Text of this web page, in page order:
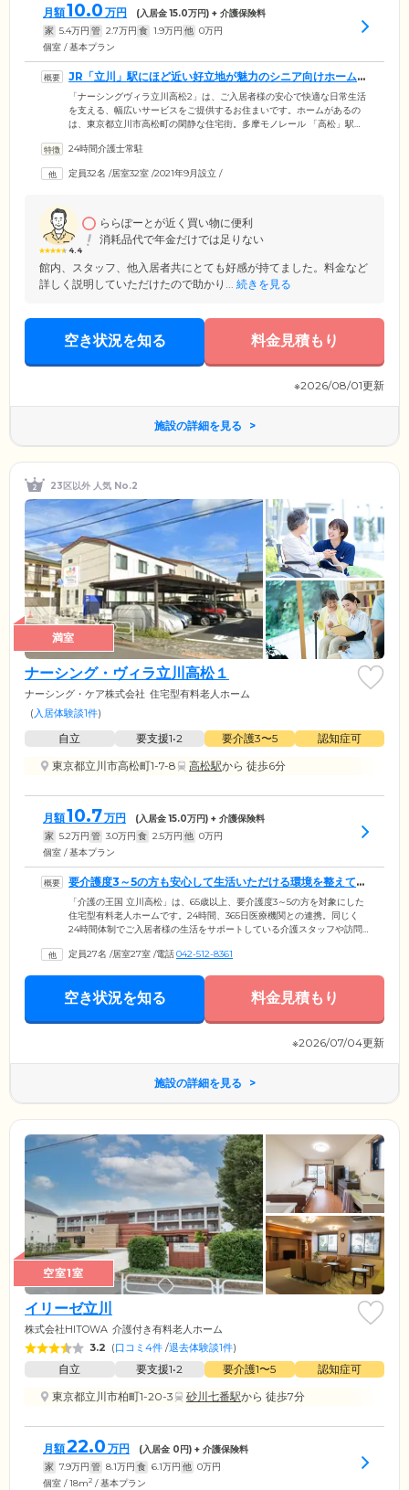
月額10.0 万円 (入居金15.0万円) + 介護保険料
家 5.4万円 管 2.7万円 食 1.9万円 他 0万円
個室 / 基本プラン
JR「立川」駅にほど近い好立地が魅力のシニア向けホームで
す「ナーシングヴィラ立川高松2」は、ご入居者様の安心で快適な日常生活
を支える、幅広いサービスをご提供するお住まいです。ホームがあるの
は、東京都立川市高松町の閑静な住宅街。多摩モノレール 「高松」駅か
かけやご家族様のご来館にも便利な立地が魅力です。駅前にはスーパー
とはありません。さらに、近くには大きな公園もありますので、お散歩
24時間介護士常駐
定員32名 /居室32室 /2021年9月設立 /
4.4
ららぽーとが近く買い物に便利
消耗品代で年金だけでは足りない
館内、スタッフ、他入居者共にとても好感が持てました。料金など
詳しく説明していただけたので助かり... 続きを見る
空き状況を知る 料金見積もり
※2026/08/01更新
施設の詳細を見る
23区以外 人気 No.2
満室
ナーシング・ヴィラ立川高松１
ナーシング・ケア株式会社 住宅型有料老人ホーム
(入居体験談1件)
自立 要支援1•2 要介護3〜5
認知症可
東京都立川市高松町1-7-8
高松駅から 徒歩6分
月額10.7万円 (入居金15.0万円) + 介護保険料
家 5.2万円 管 3.0万円 食 2.5万円 他 0万円
個室 / 基本プラン
要介護度3～5の方も安心して生活いただける環境を整えてい
ます
「介護の王国 立川高松」は、65歳以上、要介護度3～5の方を対象にした
住宅型有料老人ホームです。24時間、365日医療機関との連携。同じく
24時間体制でご入居者様の生活をサポートしている介護スタッフや訪問
で適切に行っています。ご入居いただくお部屋も含め、施設内はバリア
は、安否確認や生活相談サービスのほか、ご入居者様の家事負担を減ら
すために、お食事の準備やお部屋の清掃などを実施。快適にお過ごしい
定員27名 /居室27室 /電話042-512-8361
空き状況を知る 料金見積もり
※2026/07/04更新
施設の詳細を見る
空室1室
イリーゼ立川
株式会社HITOWA 介護付き有料老人ホーム
3.2 (口コミ4件 /退去体験談1件)
自立 要支援1•2 要介護1〜5
認知症可
東京都立川市柏町1-20-3
砂川七番駅から 徒歩7分
月額22.0 万円 (入居金 0円) + 介護保険料
家 7.9万円 管 8.1万円 食 6.1万円 他 0万円
個室 / 18m2 / 基本プラン